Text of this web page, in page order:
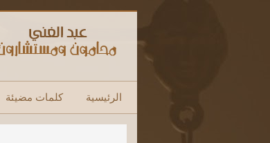
الرئيسية كلمات مضيئة